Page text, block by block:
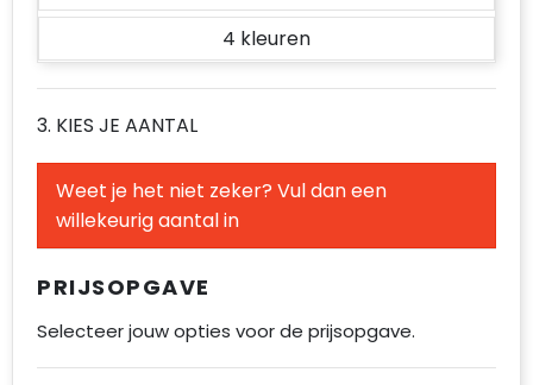
4
3. KIES JE AANTAL
Weet je het niet zeker? Vul dan een
willekeurig aantal in
PRIJSOPGAVE
Selecteer jouw opties voor de prijsopgave.